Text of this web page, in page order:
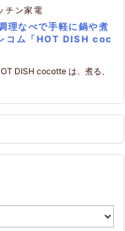
チン家電
理なべで手軽に鍋や煮
コム「HOT DISH coc
DISH cocotte は、煮る、